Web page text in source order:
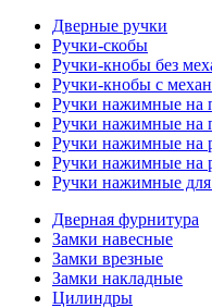
Дверные ручки
Ручки-скобы
Ручки-кнобы без
Ручки-кнобы с
Ручки нажимные на
Ручки нажимные на
Ручки нажимные на
Ручки нажимные на
Ручки нажимные
Дверная фурнитура
Замки навесные
Замки врезные
Замки накладные
Цилиндры